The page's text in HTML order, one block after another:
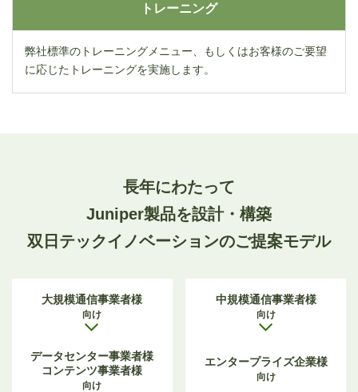
トレーニング
弊社標準のトレーニングメニュー、もしくはお客様のご要望
に応じたトレーニングを実施します。
長年にわたって
Juniper製品を設計・構築
双日テックイノベーションのご提案モデル
大規模通信事業者様
向け
中規模通信事業者様
向け
データセンター事業者様
コンテンツ事業者様
向け
エンタープライズ企業様
向け